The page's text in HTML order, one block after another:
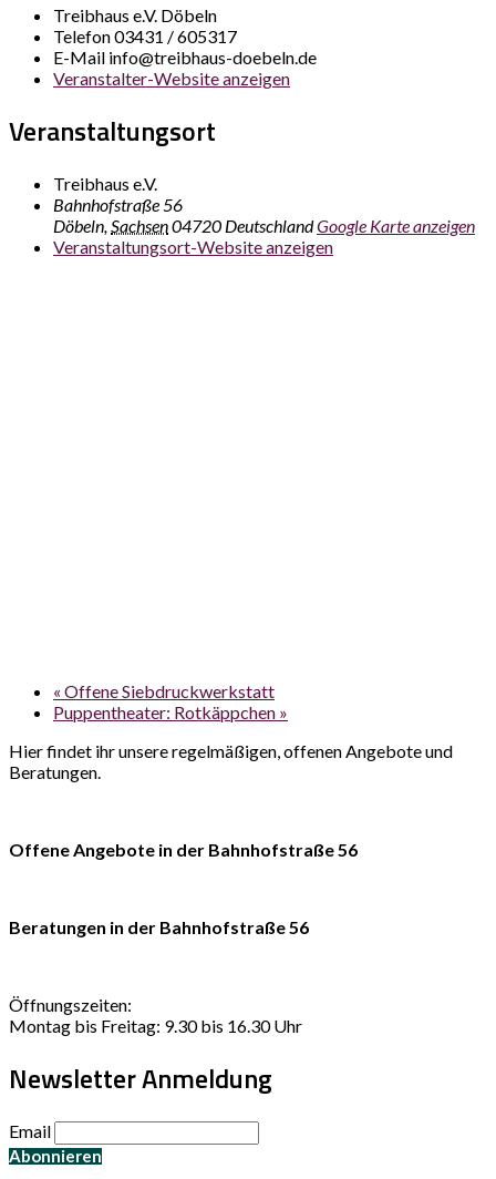
Treibhaus e.V. Döbeln
Telefon03431 / 605317
E-Mail info@treibhaus-doebeln.de
Veranstalter-Website anzeigen
Veranstaltungsort
Treibhaus e.V.
Bahnhofstraße 56
Döbeln,Sachsen04720 DeutschlandGoogle Karte anzeigen
Veranstaltungsort-Website anzeigen
« Offene Siebdruckwerkstatt
Puppentheater: Rotkäppchen »
Hier findet ihr unsere regelmäßigen, offenen Angebote und
Beratungen.
Offene Angebote in der Bahnhofstraße 56
Beratungen in der Bahnhofstraße 56
Öffnungszeiten:
Montag bis Freitag: 9.30 bis 16.30 Uhr
Newsletter Anmeldung
Email